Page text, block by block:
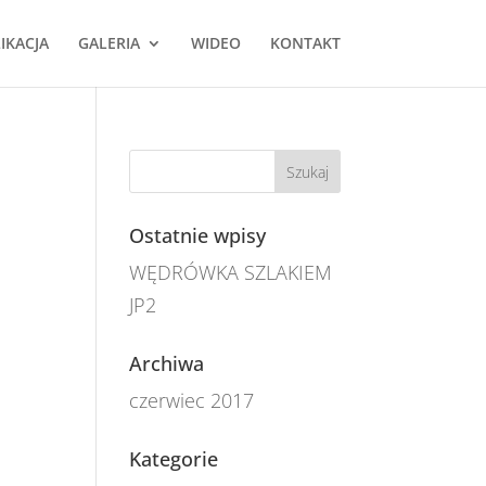
GALERIA WIDEO KONTAKT
Ostatnie wpisy
WĘDRÓWKA SZLAKIEM
JP2
Archiwa
czerwiec 2017
Kategorie